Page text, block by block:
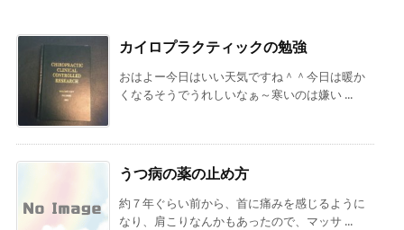
カイロプラクティックの勉強
おはよー今日はいい天気ですね＾＾今日は暖か
くなるそうでうれしいなぁ～寒いのは嫌い ...
うつ病の薬の止め方
約７年ぐらい前から、首に痛みを感じるように
なり、肩こりなんかもあったので、マッサ ...